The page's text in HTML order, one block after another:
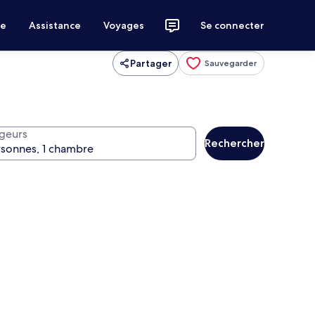
Assistance Voyages Se connecter
Partager Sauvegarder
Rechercher